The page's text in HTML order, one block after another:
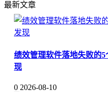
最新文章
绩效管理软件落地失败的
现
0 2026-08-10